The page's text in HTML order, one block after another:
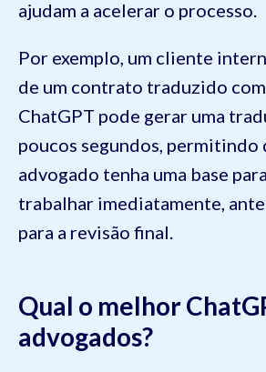
ajudam a acelerar o processo.
Por exemplo, um cliente
de um contrato traduzido
ChatGPT pode gerar uma
poucos segundos, permitindo
advogado tenha uma base
trabalhar imediatamente,
para a revisão final.
Qual o melhor
advogados?